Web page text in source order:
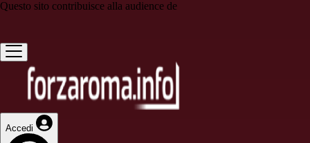
Questo sito contribuisce alla audience de
Accedi